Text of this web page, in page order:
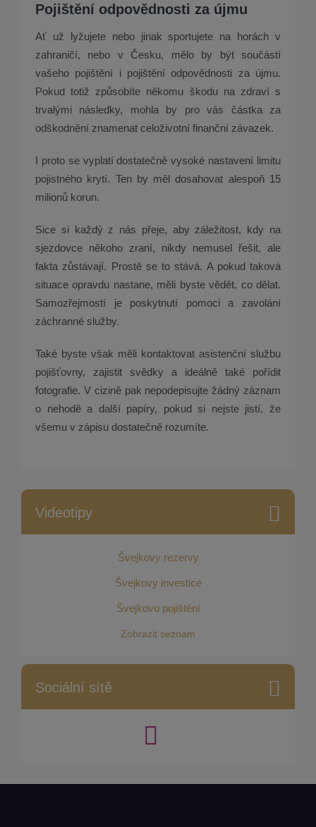
Pojištění odpovědnosti za újmu
Ať už lyžujete nebo jinak sportujete na horách v
zahraničí, nebo v Česku, mělo by být součástí
vašeho pojištění i pojištění odpovědnosti za újmu.
Pokud totiž způsobíte někomu škodu na zdraví s
trvalými následky, mohla by pro vás částka za
odškodnění znamenat celoživotní finanční závazek.
I proto se vyplatí dostatečně vysoké nastavení limitu
pojistného krytí. Ten by měl dosahovat alespoň 15
milionů korun.
Sice si každý z nás přeje, aby záležitost, kdy na
sjezdovce někoho zraní, nikdy nemusel řešit, ale
fakta zůstávají. Prostě se to stává. A pokud taková
situace opravdu nastane, měli byste vědět, co dělat.
Samozřejmostí je poskytnutí pomoci a zavolání
záchranné služby.
Také byste však měli kontaktovat asistenční službu
pojišťovny, zajistit svědky a ideálně také pořídit
fotografie. V cizině pak nepodepisujte žádný záznam
o nehodě a další papíry, pokud si nejste jistí, že
všemu v zápisu dostatečně rozumíte.
Videotipy
Švejkovy rezervy
Švejkovy investice
Švejkovo pojištění
Zobrazit seznam
Sociální sítě